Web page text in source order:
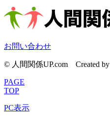
お問い合わせ
© 人間関係UP.com Created by
PAGE
TOP
PC表示